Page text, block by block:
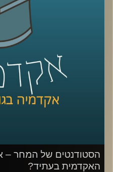
לאתר המכון למדיניות
קרדיט תמונות:AudioVersity
הסטודנטים של המחר –
האקדמית בעתיד?